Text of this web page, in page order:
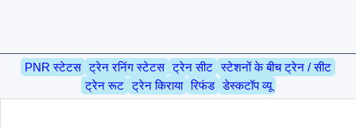
PNR स्टेटस ट्रेन रनिंग स्टेटस ट्रेन सीट स्टेशनों के बीच ट्रेन / सीट
ट्रेन रूट ट्रेन किराया रिफंड डेस्कटॉप व्यू